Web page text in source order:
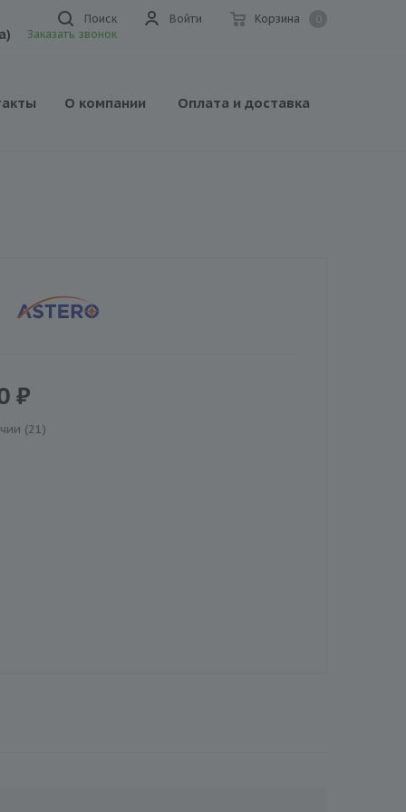
Корзина
Войти
Поиск
Заказать звонок
О компании Оплата и доставка
₽
(21)